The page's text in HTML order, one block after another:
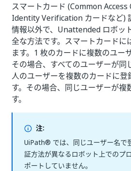
スマートカード (Common
Identity Verification カードなど)
情報以外で、Unattended ロボッ
全な方法です。スマートカードに
ます。1 枚のカードに複数のユー
その場合、すべてのユーザーが同
人のユーザーを複数のカードに登
す。その場合、同じユーザーが複
す。
注:
UiPath® では、同じユーザー名で
証方法が異なるロボット上でのプ
ポートしていません。